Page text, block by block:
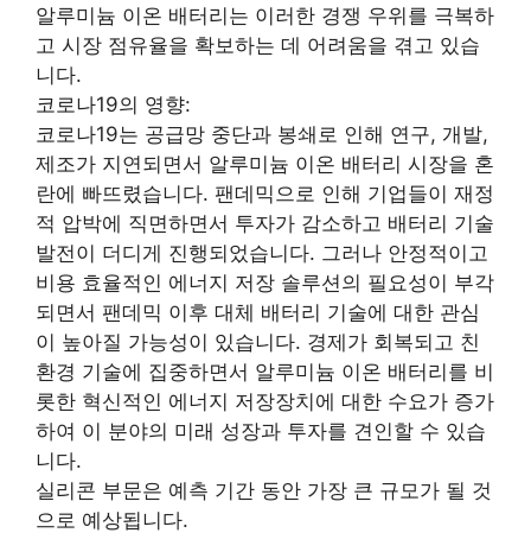
알루미늄 이온 배터리는 이러한 경쟁 우위를 극복하
고 시장 점유율을 확보하는 데 어려움을 겪고 있습
니다.
코로나19의 영향:
코로나19는 공급망 중단과 봉쇄로 인해 연구, 개발,
제조가 지연되면서 알루미늄 이온 배터리 시장을 혼
란에 빠뜨렸습니다. 팬데믹으로 인해 기업들이 재정
적 압박에 직면하면서 투자가 감소하고 배터리 기술
발전이 더디게 진행되었습니다. 그러나 안정적이고
비용 효율적인 에너지 저장 솔루션의 필요성이 부각
되면서 팬데믹 이후 대체 배터리 기술에 대한 관심
이 높아질 가능성이 있습니다. 경제가 회복되고 친
환경 기술에 집중하면서 알루미늄 이온 배터리를 비
롯한 혁신적인 에너지 저장장치에 대한 수요가 증가
하여 이 분야의 미래 성장과 투자를 견인할 수 있습
니다.
실리콘 부문은 예측 기간 동안 가장 큰 규모가 될 것
으로 예상됩니다.